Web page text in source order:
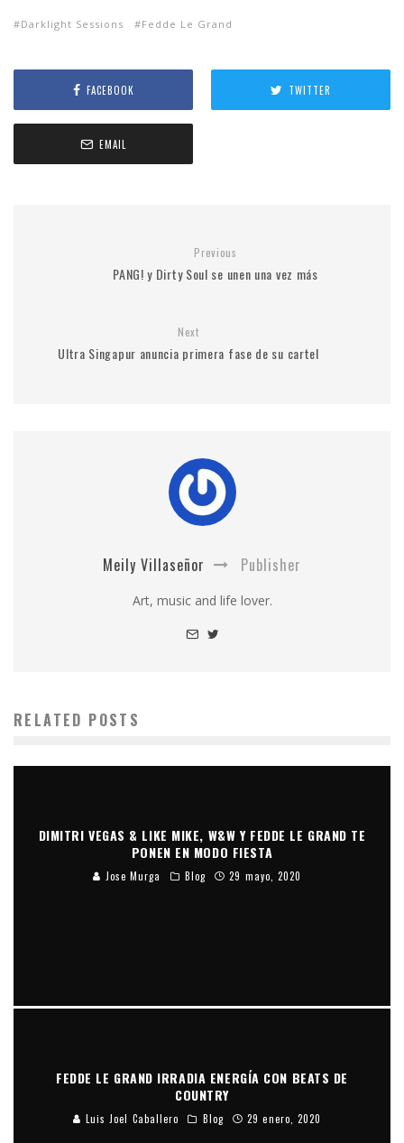
Darklight Sessions Fedde Le Grand
FACEBOOK TWITTER
EMAIL
Previous
PANG! y Dirty Soul se unen una vez más
Next
Ultra Singapur anuncia primera fase de su cartel
Meily Villaseñor Publisher
Art, music and life lover.
RELATED POSTS
DIMITRI VEGAS & LIKE MIKE, W&W Y FEDDE LE GRAND TE
PONEN EN MODO FIESTA
Jose Murga Blog 29 mayo, 2020
FEDDE LE GRAND IRRADIA ENERGÍA CON BEATS DE
COUNTRY
Luis Joel Caballero Blog 29 enero, 2020